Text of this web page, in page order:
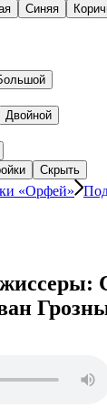
Синяя
Двойной
Скрыть
«Орфей»